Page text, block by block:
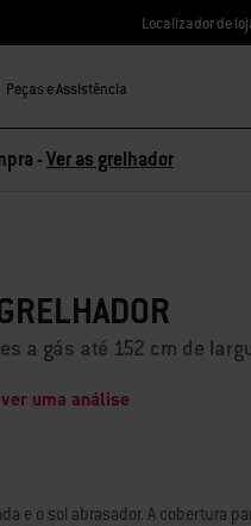
Localizador de
Peças e Assistência
-Ver as grelhador
a gás até 152 cm de
uma análise
e o sol abrasador. A cobertura